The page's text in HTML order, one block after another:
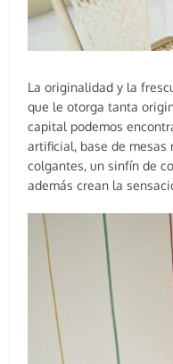
La originalidad y la
que le otorga tanta
capital podemos
artificial, base de mesas
colgantes, un sinfín de
además crean la